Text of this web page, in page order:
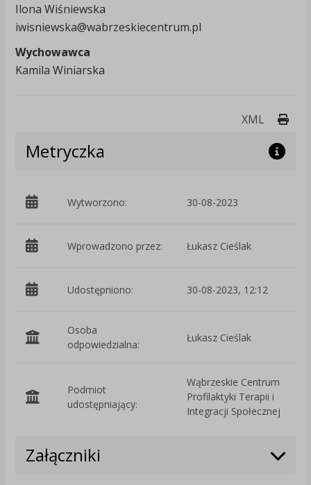
Ilona Wiśniewska
iwisniewska@wabrzeskiecentrum.pl
Wychowawca
Kamila Winiarska
XML
Metryczka
Wytworzono: 30-08-2023
Wprowadzono przez: Łukasz Cieślak
Udostępniono: 30-08-2023, 12:12
Osoba
odpowiedzialna:
Łukasz Cieślak
Podmiot
udostępniający:
Wąbrzeskie Centrum
Profilaktyki Terapii i
Integracji Społecznej
Załączniki